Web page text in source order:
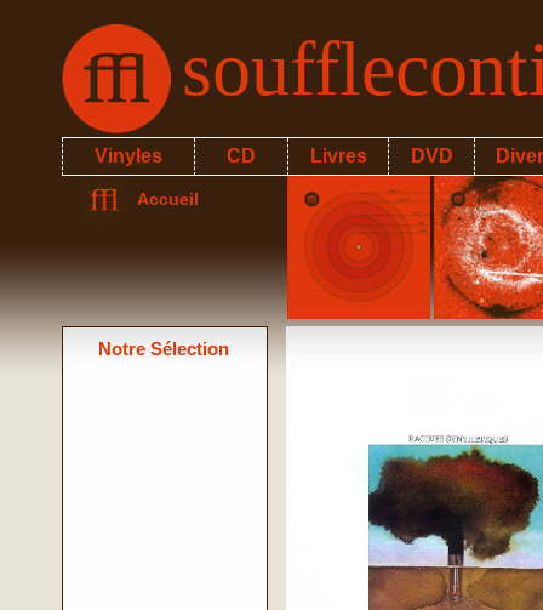
Vinyles CD Livres DVD
Accueil
Notre Sélection